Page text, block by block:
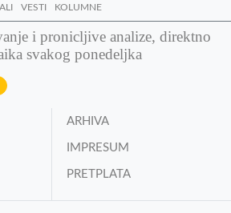
VESTI KOLUMNE
i pronicljive analize, direktno
svakog ponedeljka
ARHIVA
IMPRESUM
PRETPLATA